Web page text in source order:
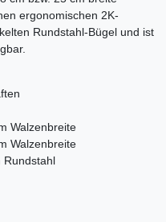
ergonomischen 2K-
Rundstahl-Bügel und ist
Walzenbreite
Walzenbreite
Rundstahl